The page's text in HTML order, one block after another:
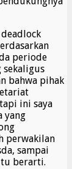
periode
sekaligus
bahwa pihak
ini saya
yang
perwakilan
sampai
berarti.